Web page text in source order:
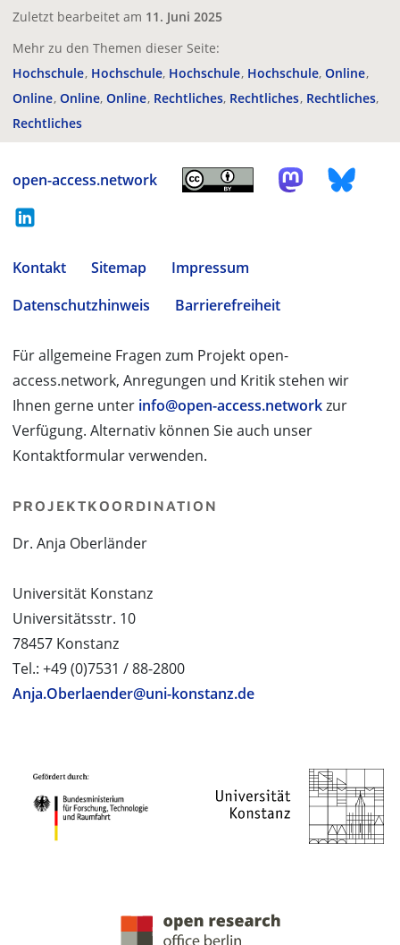
Zuletzt bearbeitet am 11. Juni 2025
Mehr zu den Themen dieser Seite:
Hochschule Hochschule Hochschule Hochschule Online
Online Online Online Rechtliches Rechtliches Rechtliches
Rechtliches
open-access.network
Kontakt Sitemap
Impressum
Datenschutzhinweis
Barrierefreiheit
Für allgemeine Fragen zum Projekt open-
access.network, Anregungen und Kritik stehen wir
Ihnen gerne unter info@open-access.networkzur
Verfügung. Alternativ können Sie auch unser
Kontaktformular verwenden.
PROJEKTKOORDINATION
Dr. Anja Oberländer
Universität Konstanz
Universitätsstr. 10
78457 Konstanz
Tel.: +49 (0)7531 / 88-2800
Anja.Oberlaender@uni-konstanz.de